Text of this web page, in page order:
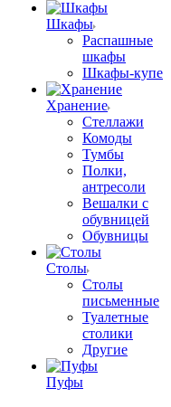
Шкафы
Распашные
шкафы
Шкафы-купе
Хранение
Стеллажи
Комоды
Тумбы
Полки,
антресоли
Вешалки с
обувницей
Обувницы
Столы
Столы
письменные
Туалетные
столики
Другие
Пуфы